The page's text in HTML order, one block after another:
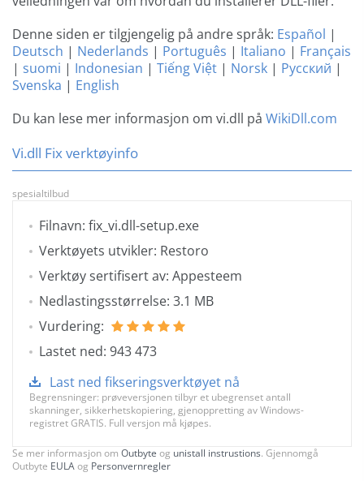
Denne siden er tilgjengelig på andre språk: Español |
Deutsch | Nederlands | Português | Italiano | Français
| suomi | Indonesian | Tiếng Việt | Norsk | Русский |
Svenska | English
Du kan lese mer informasjon om vi.dll på WikiDll.com
Vi.dll Fix verktøyinfo
spesialtilbud
Filnavn: fix_vi.dll-setup.exe
Verktøyets utvikler: Restoro
Verktøy sertifisert av: Appesteem
Nedlastingsstørrelse: 3.1 MB
Vurdering:
Lastet ned: 943 473
Last ned fikseringsverktøyet nå
Begrensninger: prøveversjonen tilbyr et ubegrenset antall
skanninger, sikkerhetskopiering, gjenoppretting av Windows-
registret GRATIS. Full versjon må kjøpes.
Se mer informasjon om Outbyte og unistall instrustions. Gjennomgå
Outbyte EULAog Personvernregler